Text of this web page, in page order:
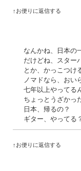
↑お便りに返信する
なんかね、日本の
だけどね、スター
とか、かっこつけ
ノマドなら、おい
七年以上やってる
ちょっとうざかっ
日本、帰るの？
ギター、やってる
↑お便りに返信する